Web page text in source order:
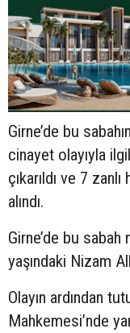
Girne’de bu
cinayet olayıyla
çıkarıldı ve 7
alındı.
Girne’de bu sabah
yaşındaki Nizam
Olayın ardından
Mahkemesi’nde